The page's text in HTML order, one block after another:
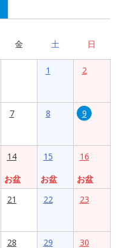
金 土 日
1 2
7 8 9
14
お盆
15
お盆
16
お盆
21 22 23
28 29 30